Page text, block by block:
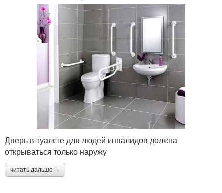
Дверь в туалете для людей инвалидов должна
открываться только наружу
читать дальше →